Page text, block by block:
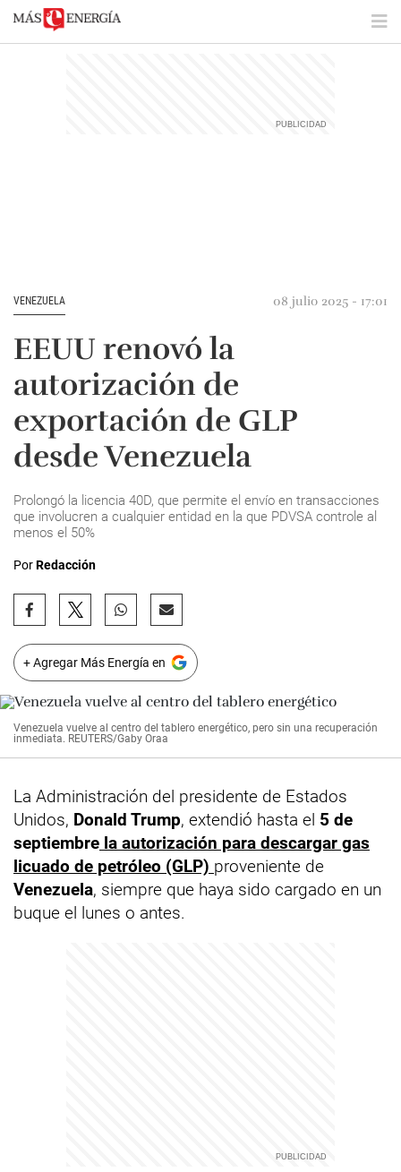
VENEZUELA 08 julio 2025 - 17:01
EEUU renovó la
autorización de
exportación de GLP
desde Venezuela
Prolongó la licencia 40D, que permite el envío en transacciones
que involucren a cualquier entidad en la que PDVSA controle al
menos el 50%
PorRedacción
+ Agregar Más Energía en
Venezuela vuelve al centro del tablero energético, pero sin una recuperación
inmediata. REUTERS/Gaby Oraa
La Administración del presidente de Estados
Unidos, Donald Trump, extendió hasta el 5 de
septiembre la autorización para descargar gas
licuado de petróleo (GLP) proveniente de
Venezuela, siempre que haya sido cargado en un
buque el lunes o antes.